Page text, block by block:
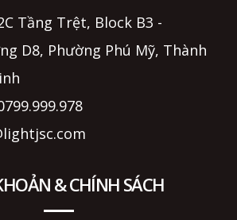
Tầng Trệt, Block B3 -
D8, Phường Phú Mỹ, Thành
& CHÍNH SÁCH